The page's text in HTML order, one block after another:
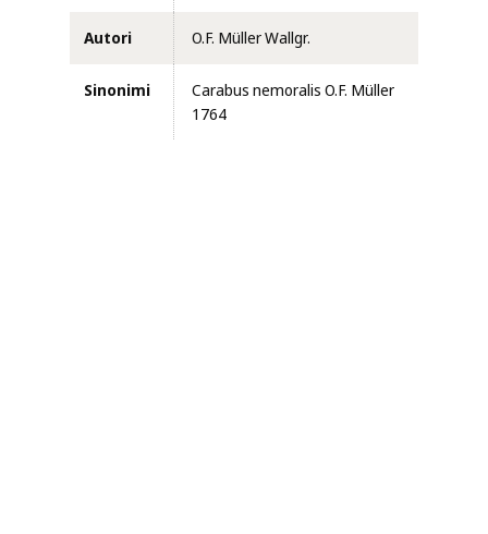
Autori O.F. Müller Wallgr.
Sinonimi
Carabus nemoralis O.F. Müller
1764